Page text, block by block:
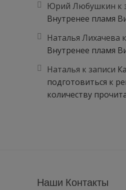
Юрий Любушкин к
Внутренее пламя
Наталья Лихачева
Внутренее пламя
Наталья к записи
подготовиться к
количеству
Наши Контакты